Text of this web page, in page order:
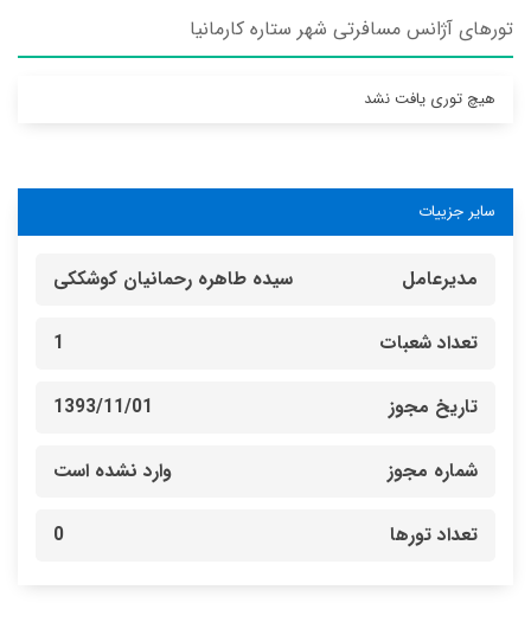
تورهای آژانس مسافرتی شهر ستاره کارمانيا
هیچ توری یافت نشد
سایر جزییات
مدیرعامل سیده طاهره رحمانیان کوشککی
تعداد شعبات 1
تاریخ مجوز 1393/11/01
شماره مجوز وارد نشده است
تعداد تورها 0